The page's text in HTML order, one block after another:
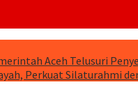
Aceh Telusuri
Perkuat Silaturahmi